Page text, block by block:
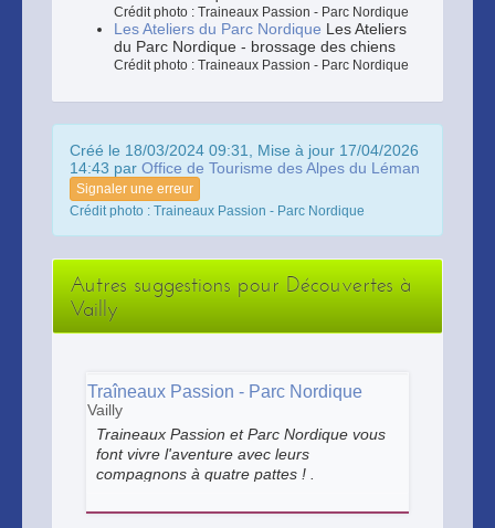
Crédit photo : Traineaux Passion - Parc Nordique
Les Ateliers du Parc Nordique Les Ateliers
du Parc Nordique - brossage des chiens
Crédit photo : Traineaux Passion - Parc Nordique
Créé le 18/03/2024 09:31, Mise à jour 17/04/2026
14:43 par Office de Tourisme des Alpes du Léman
Signaler une erreur
Crédit photo : Traineaux Passion - Parc Nordique
Autres suggestions pour Découvertes à
Vailly
Traîneaux Passion - Parc Nordique
Vailly
Traineaux Passion et Parc Nordique vous
font vivre l'aventure avec leurs
compagnons à quatre pattes ! .